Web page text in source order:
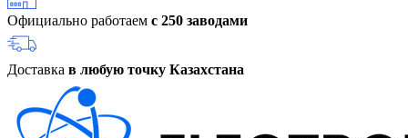
Официально работаем с 250 заводами
Доставка в любую точку Казахстана